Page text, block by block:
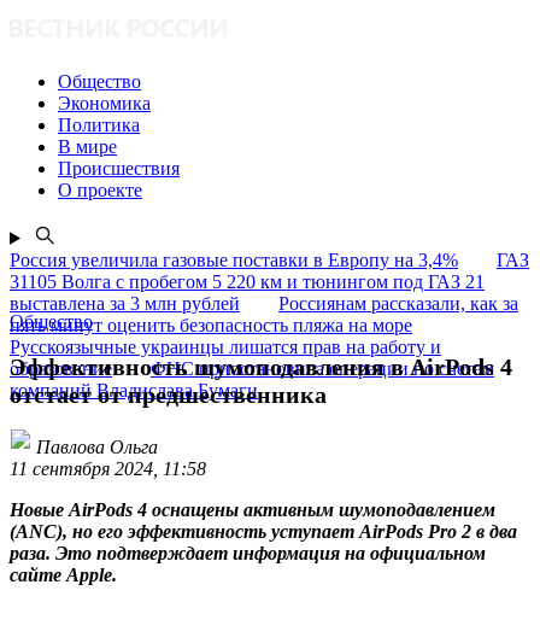
Общество
Экономика
Политика
В мире
Происшествия
О проекте
Россия увеличила газовые поставки в Европу на 3,4%
ГАЗ
31105 Волга с пробегом 5 220 км и тюнингом под ГАЗ 21
выставлена за 3 млн рублей
Россиянам рассказали, как за
пять минут оценить безопасность пляжа на море
Русскоязычные украинцы лишатся прав на работу и
образование
ФНС приостановила операции по счетам
компаний Владислава Бумаги
Общество
Эффективность шумоподавления в AirPods 4
отстает от предшественника
Павлова Ольга
11 сентября 2024, 11:58
Новые AirPods 4 оснащены активным шумоподавлением
(ANC), но его эффективность уступает AirPods Pro 2 в два
раза. Это подтверждает информация на официальном
сайте Apple.